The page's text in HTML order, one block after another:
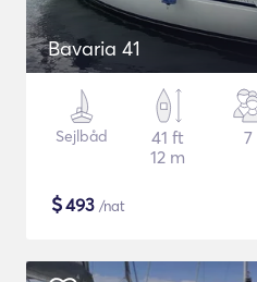
Bavaria 41
Sejlbåd
41 ft
12 m
7
$493 /nat